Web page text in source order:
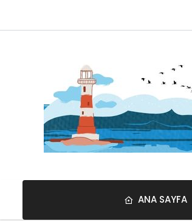
ANA SAYFA